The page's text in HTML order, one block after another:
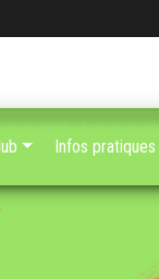
Infos pratiques